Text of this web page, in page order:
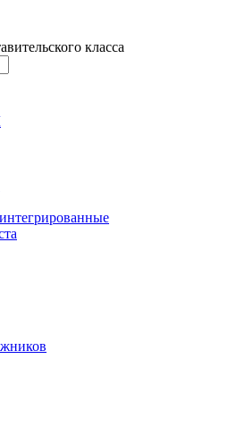
класса